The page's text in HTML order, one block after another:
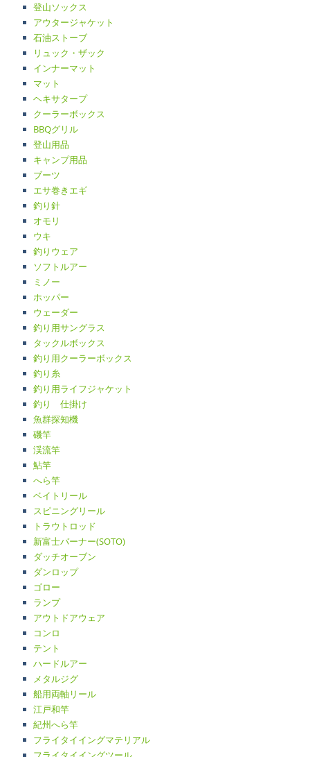
登山ソックス
アウタージャケット
石油ストーブ
リュック・ザック
インナーマット
マット
ヘキサタープ
クーラーボックス
BBQグリル
登山用品
キャンプ用品
ブーツ
エサ巻きエギ
釣り針
オモリ
ウキ
釣りウェア
ソフトルアー
ミノー
ホッパー
ウェーダー
釣り用サングラス
タックルボックス
釣り用クーラーボックス
釣り糸
釣り用ライフジャケット
釣り 仕掛け
魚群探知機
磯竿
渓流竿
鮎竿
へら竿
ベイトリール
スピニングリール
トラウトロッド
新富士バーナー(SOTO)
ダッチオーブン
ダンロップ
ゴロー
ランプ
アウトドアウェア
コンロ
テント
ハードルアー
メタルジグ
船用両軸リール
江戸和竿
紀州へら竿
フライタイイングマテリアル